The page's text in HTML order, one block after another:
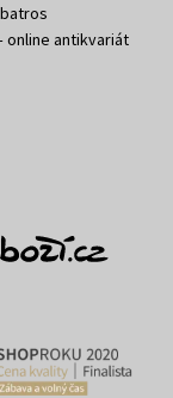
online antikvariát